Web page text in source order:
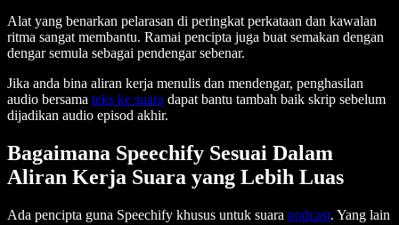
Alat yang benarkan pelarasan di peringkat perkataan dan kawalan
ritma sangat membantu. Ramai pencipta juga buat semakan dengan
dengar semula sebagai pendengar sebenar.
Jika anda bina aliran kerja menulis dan mendengar, penghasilan
audio bersama teks ke suara dapat bantu tambah baik skrip sebelum
dijadikan audio episod akhir.
Bagaimana Speechify Sesuai Dalam
Aliran Kerja Suara yang Lebih Luas
Ada pencipta guna Speechify khusus untuk suara podcast. Yang lain